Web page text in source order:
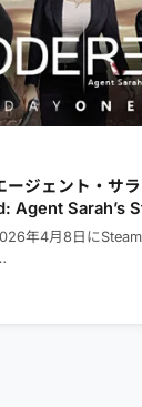
ージェント・サ
Agent Sarah’s
年4月8日に